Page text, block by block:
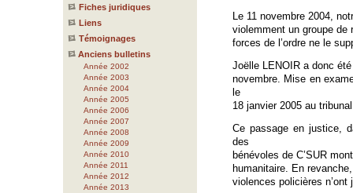
Fiches juridiques
Liens
Témoignages
Anciens bulletins
Année 2002
Année 2003
Année 2004
Année 2005
Année 2006
Année 2007
Année 2008
Année 2009
Année 2010
Année 2011
Année 2012
Année 2013
Le 11 novembre 2004,
violemment un groupe
forces de l’ordre ne le
Joëlle LENOIR a donc
novembre. Mise en
le
18 janvier 2005 au
Ce passage en justice,
des
bénévoles de C’SUR
humanitaire. En
violences policières n’ont